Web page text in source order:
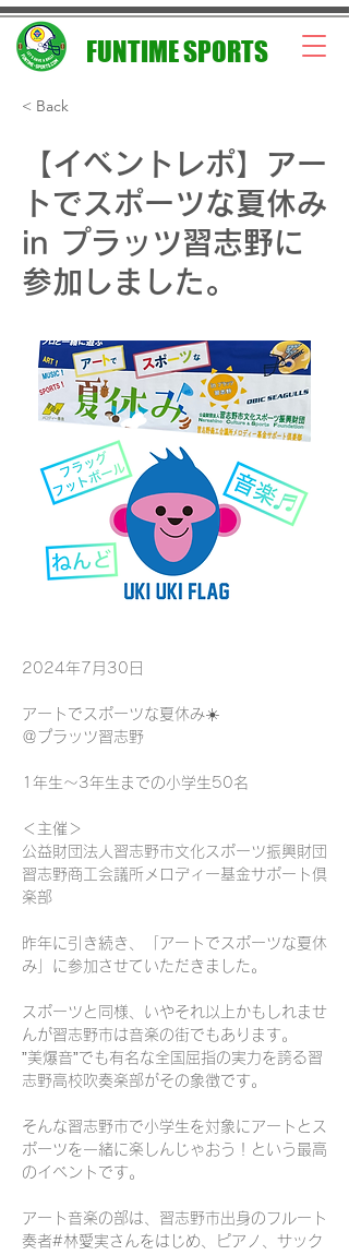
FUNTIME SPORTS
< Back
【イベントレポ】アー
トでスポーツな夏休み
in プラッツ習志野に
参加しました。
2024年7月30日
アートでスポーツな夏休み☀️
＠プラッツ習志野
1年生〜3年生までの小学生50名
＜主催＞
公益財団法人習志野市文化スポーツ振興財団
習志野商工会議所メロディー基金サポート倶
楽部
昨年に引き続き、「アートでスポーツな夏休
み」に参加させていただきました。
スポーツと同様、いやそれ以上かもしれませ
んが習志野市は音楽の街でもあります。
”美爆音”でも有名な全国屈指の実力を誇る習
志野高校吹奏楽部がその象徴です。
そんな習志野市で小学生を対象にアートとス
ポーツを一緒に楽しんじゃおう！という最高
のイベントです。
アート音楽の部は、習志野市出身のフルート
奏者#林愛実さんをはじめ、ピアノ、サック